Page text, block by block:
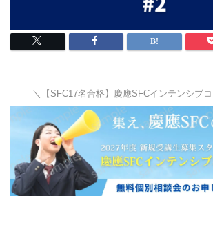
＼【SFC17名合格】慶應SFCインテンシブ